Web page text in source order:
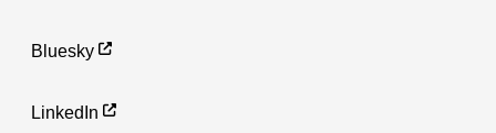
Bluesky
LinkedIn